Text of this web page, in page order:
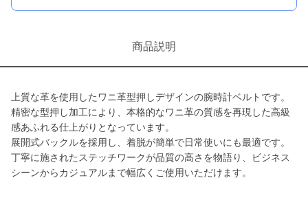
商品説明
上質な革を使用したワニ革型押しデザインの腕時計ベルトです。
精密な型押し加工により、本格的なワニ革の質感を再現した高級
感あふれる仕上がりとなっています。
展開式バックルを採用し、着脱が簡単で日常使いにも最適です。
丁寧に施されたステッチワークが品質の高さを物語り、ビジネス
シーンからカジュアルまで幅広くご使用いただけます。